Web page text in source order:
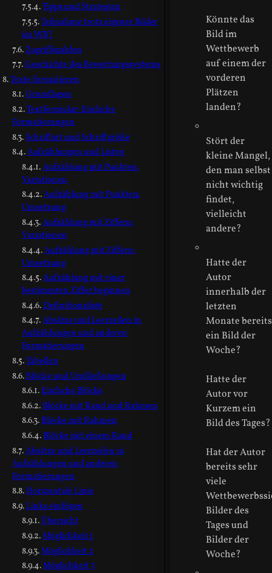
Tipps und Strategien
Teilnahme trotz eigener Bilder
im WB?
Zugriffszahlen
Geschichte des Bewertungssystems
Texte formatieren
Grundlagen
Textformular: Einfache
Formatierungen
Schriftart und Schriftgröße
Aufzählungen und Listen
Aufzählung mit Punkten:
Variationen
Aufzählung mit Punkten:
Umsetzung
Aufzählung mit Ziffern:
Variationen
Aufzählung mit Ziffern:
Umsetzung
Aufzählung mit einer
bestimmten Ziffer beginnen
Definitionsliste
Absätze und Leerzeilen in
Aufzählungen und anderen
Formatierungen
Tabellen
Blöcke und Umfließungen
Einfache Blöcke
Blöcke mit Rand und Rahmen
Blöcke mit Rahmen
Blöcke mit einem Rand
Absätze und Leerzeilen in
Aufzählungen und anderen
Formatierungen
Horizontale Linie
Links einfügen
Übersicht
Möglichkeit 1
Möglichkeit 2
Möglichkeit 3
Könnte das
Bild im
Wettbewerb
auf einem der
vorderen
Plätzen
landen?
Stört der
kleine Mangel,
den man selbst
nicht wichtig
findet,
vielleicht
andere?
Hatte der
Autor
innerhalb der
letzten
Monate bereits
ein Bild der
Woche?
Hatte der
Autor vor
Kurzem ein
Bild des Tages?
Hat der Autor
bereits sehr
viele
Bilder des
Tages und
Bilder der
Woche?